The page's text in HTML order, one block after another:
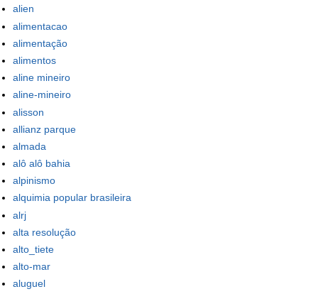
alien
alimentacao
alimentação
alimentos
aline mineiro
aline-mineiro
alisson
allianz parque
almada
alô alô bahia
alpinismo
alquimia popular brasileira
alrj
alta resolução
alto_tiete
alto-mar
aluguel